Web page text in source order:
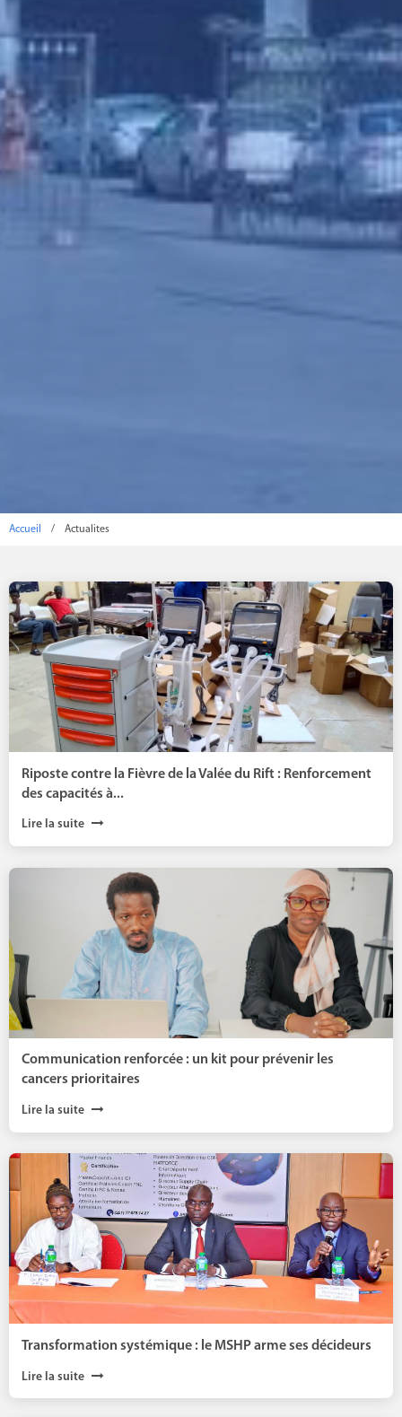
Accueil / Actualites
Riposte contre la Fièvre de la Valée du Rift : Renforcement
des capacités à...
Lire la suite
Communication renforcée : un kit pour prévenir les
cancers prioritaires
Lire la suite
Transformation systémique : le MSHP arme ses décideurs
Lire la suite